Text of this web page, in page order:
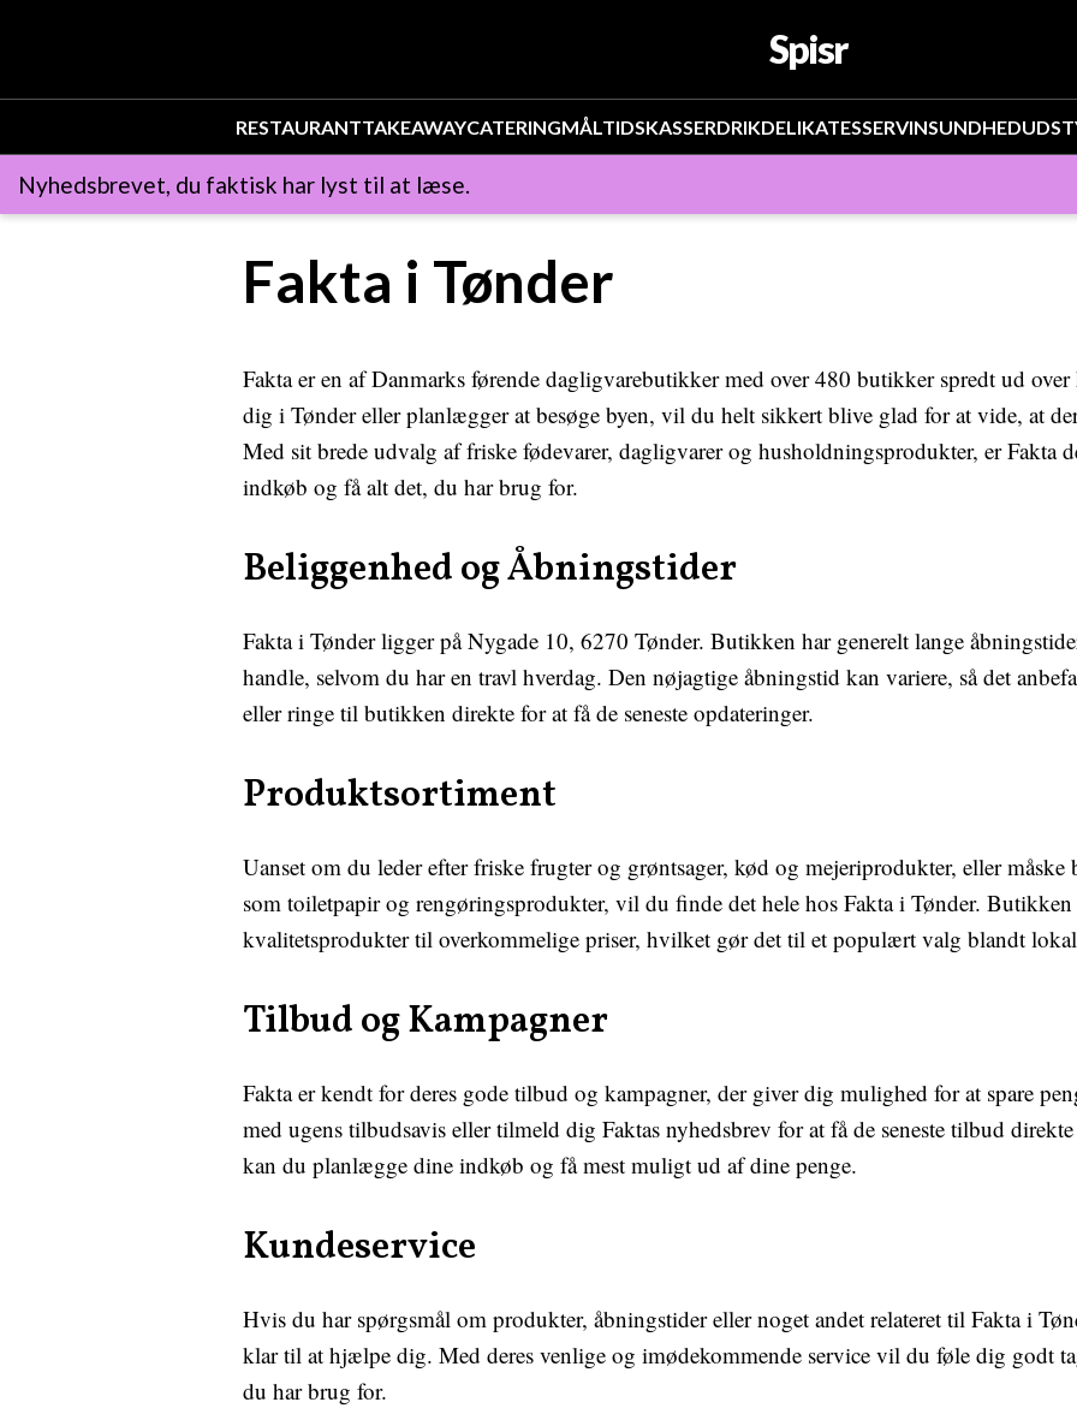
Spisr
RESTAURANTTAKEAWAYCATERINGMÅLTIDSKASSERDRIKDELIKATESSERVINSUNDHED
Nyhedsbrevet, du faktisk har lyst til at læse.
Fakta i Tønder
Fakta er en af Danmarks førende dagligvarebutikker med over 480 butikker spredt ud
dig i Tønder eller planlægger at besøge byen, vil du helt sikkert blive glad for at vide, at
Med sit brede udvalg af friske fødevarer, dagligvarer og husholdningsprodukter, er Fakta
indkøb og få alt det, du har brug for.
Beliggenhed og Åbningstider
Fakta i Tønder ligger på Nygade 10, 6270 Tønder. Butikken har generelt lange
handle, selvom du har en travl hverdag. Den nøjagtige åbningstid kan variere, så det
eller ringe til butikken direkte for at få de seneste opdateringer.
Produktsortiment
Uanset om du leder efter friske frugter og grøntsager, kød og mejeriprodukter, eller
som toiletpapir og rengøringsprodukter, vil du finde det hele hos Fakta i Tønder.
kvalitetsprodukter til overkommelige priser, hvilket gør det til et populært valg blandt
Tilbud og Kampagner
Fakta er kendt for deres gode tilbud og kampagner, der giver dig mulighed for at spare
med ugens tilbudsavis eller tilmeld dig Faktas nyhedsbrev for at få de seneste tilbud
kan du planlægge dine indkøb og få mest muligt ud af dine penge.
Kundeservice
Hvis du har spørgsmål om produkter, åbningstider eller noget andet relateret til Fakta i
klar til at hjælpe dig. Med deres venlige og imødekommende service vil du føle dig godt
du har brug for.